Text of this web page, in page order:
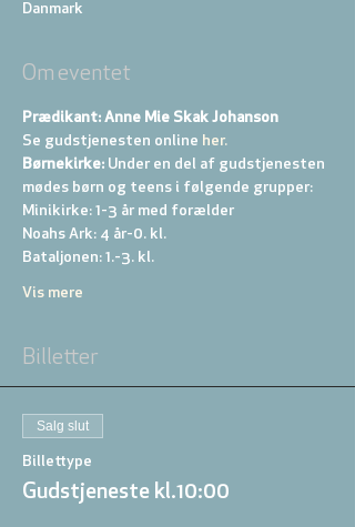
Danmark
Om eventet
Prædikant: Anne Mie Skak Johanson
Se gudstjenesten online her.
Børnekirke: Under en del af gudstjenesten
mødes børn og teens i følgende grupper:
Minikirke: 1-3 år med forælder
Noahs Ark: 4 år-0. kl.
Bataljonen: 1.-3. kl.
Vis mere
Billetter
Salg slut
Billettype
Gudstjeneste kl.10:00